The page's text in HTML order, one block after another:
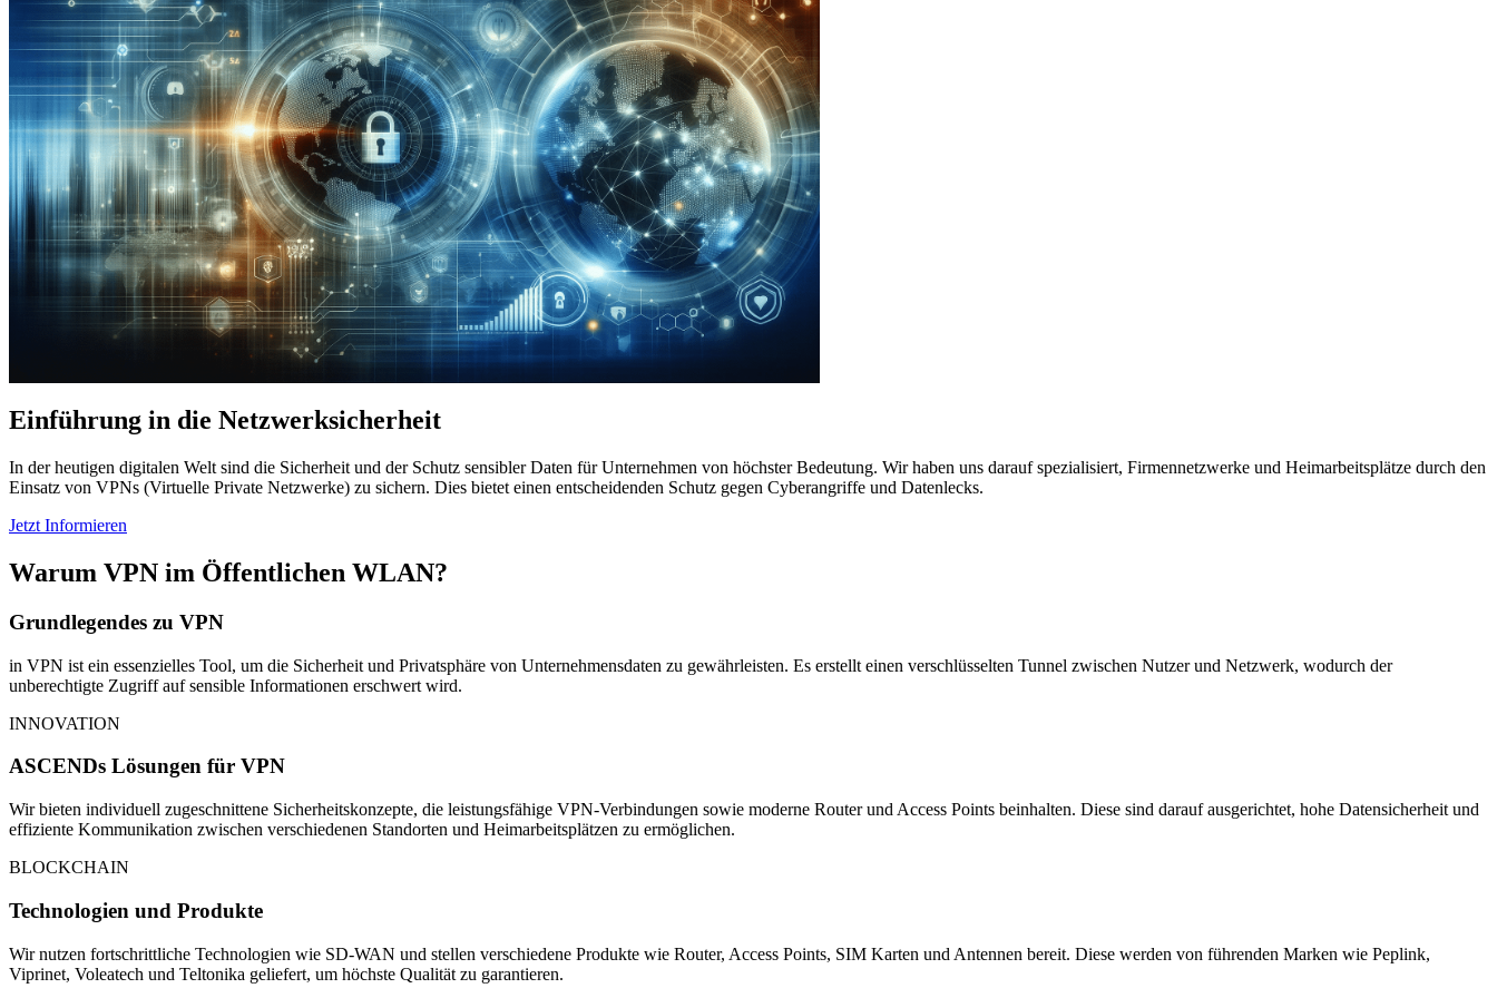
Einführung in die Netzwerk­sicherheit
In der heutigen digitalen Welt sind die Sicherheit und der Schutz sensibler Daten für Unternehmen von höchster Bedeutung. Wir haben uns darauf spezialisiert, Firmennetzwerke und Heimarbeitsplätze durch den
Einsatz von VPNs (Virtuelle Private Netzwerke) zu sichern. Dies bietet einen entscheidenden Schutz gegen Cyberangriffe und Datenlecks.
Jetzt Informieren
Warum VPN im Öffent­li­chen WLAN?
Grundlegendes zu VPN
in VPN ist ein essenzielles Tool, um die Sicherheit und Privatsphäre von Unternehmensdaten zu gewährleisten. Es erstellt einen verschlüsselten Tunnel zwischen Nutzer und Netzwerk, wodurch der
unberechtigte Zugriff auf sensible Informationen erschwert wird.
INNOVATION
ASCENDs Lösungen für VPN
Wir bieten individuell zugeschnittene Sicherheitskonzepte, die leistungsfähige VPN-Verbindungen sowie moderne Router und Access Points beinhalten. Diese sind darauf ausgerichtet, hohe Datensicherheit und
effiziente Kommunikation zwischen verschiedenen Standorten und Heimarbeitsplätzen zu ermöglichen.
BLOCKCHAIN
Technologien und Produkte
Wir nutzen fortschrittliche Technologien wie SD-WAN und stellen verschiedene Produkte wie Router, Access Points, SIM Karten und Antennen bereit. Diese werden von führenden Marken wie Peplink,
Viprinet, Voleatech und Teltonika geliefert, um höchste Qualität zu garantieren.